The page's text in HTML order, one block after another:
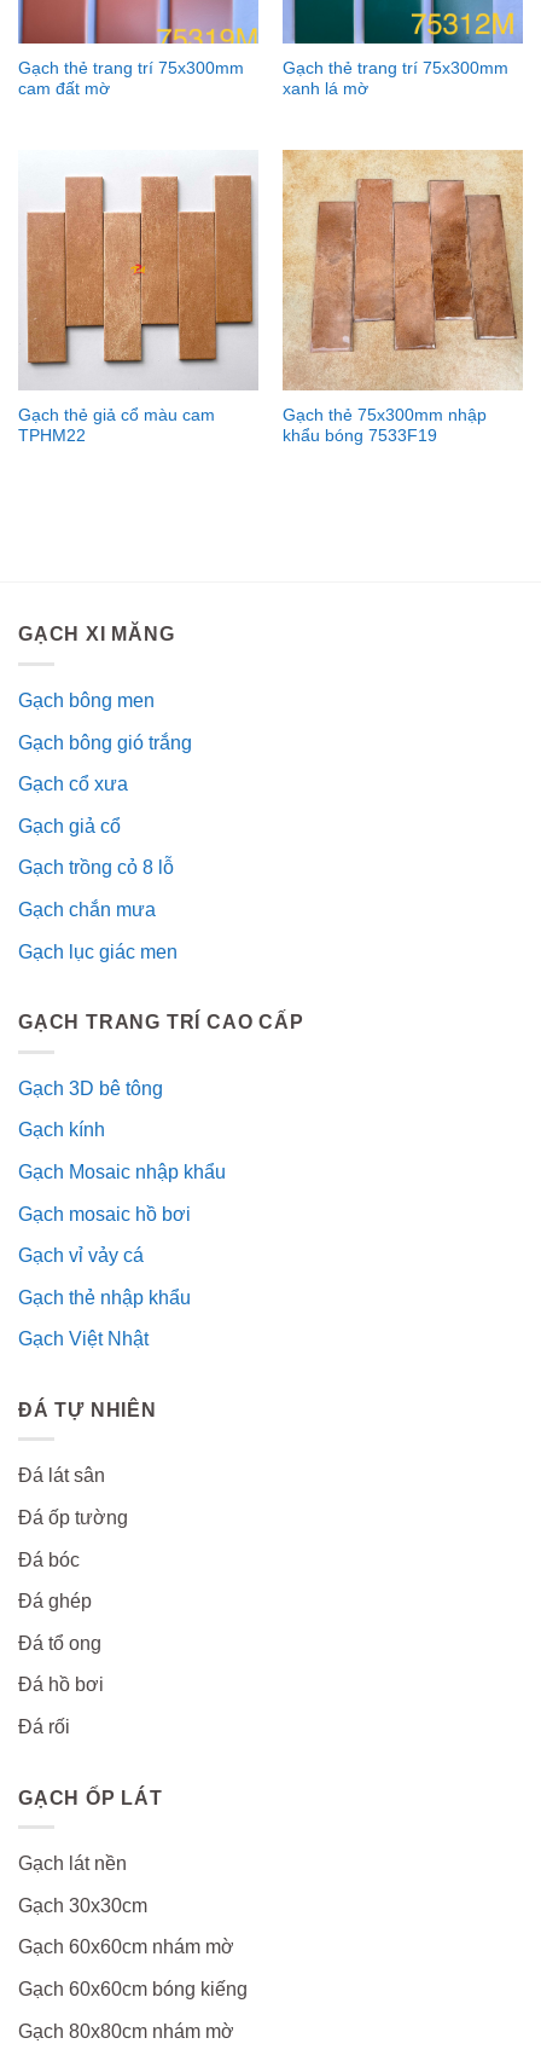
Gạch thẻ trang trí 75x300mm
cam đất mờ
Gạch thẻ trang trí 75x300mm
xanh lá mờ
Gạch thẻ giả cổ màu cam
TPHM22
Gạch thẻ 75x300mm nhập
khẩu bóng 7533F19
GẠCH XI MĂNG
Gạch bông men
Gạch bông gió trắng
Gạch cổ xưa
Gạch giả cổ
Gạch trồng cỏ 8 lỗ
Gạch chắn mưa
Gạch lục giác men
GẠCH TRANG TRÍ CAO CẤP
Gạch 3D bê tông
Gạch kính
Gạch Mosaic nhập khẩu
Gạch mosaic hồ bơi
Gạch vỉ vảy cá
Gạch thẻ nhập khẩu
Gạch Việt Nhật
ĐÁ TỰ NHIÊN
Đá lát sân
Đá ốp tường
Đá bóc
Đá ghép
Đá tổ ong
Đá hồ bơi
Đá rối
GẠCH ỐP LÁT
Gạch lát nền
Gạch 30x30cm
Gạch 60x60cm nhám mờ
Gạch 60x60cm bóng kiếng
Gạch 80x80cm nhám mờ